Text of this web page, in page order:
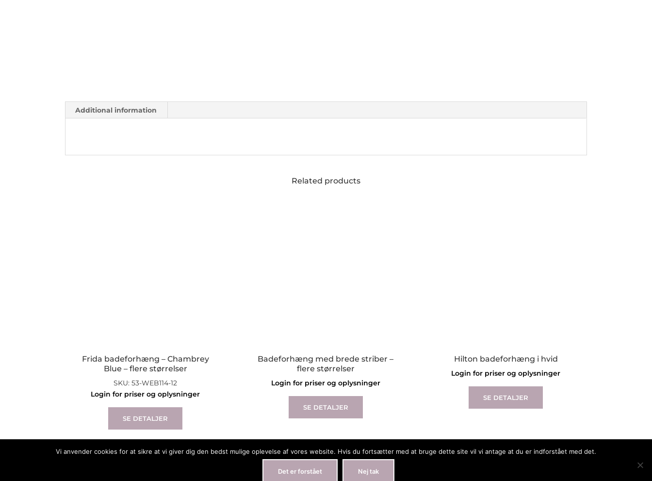
Additional information
Related products
Frida badeforhæng – Chambrey
Blue – flere størrelser
SKU: 53-WEB114-12
Login for priser og oplysninger
SE DETALJER
multiple
variants.
Badeforhæng med brede striber –
flere størrelser
Login for priser og oplysninger
SE DETALJER
variants.
The
options
may
Hilton badeforhæng i hvid
Login for priser og oplysninger
SE DETALJER
The
options
Vi anvender cookies for at sikre at vi giver dig den bedst mulige oplevelse af vores website. Hvis du fortsætter med at bruge dette site vil vi antage at du er indforstået med det.
Det er forstået Nej tak